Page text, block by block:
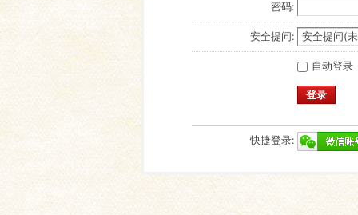
密码:
安全提问:
自动登录
登录
快捷登录: